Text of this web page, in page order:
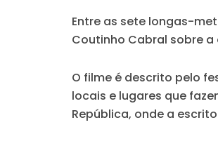
Entre as sete longas-
Coutinho Cabral sobre
O filme é descrito pelo
locais e lugares que
República, onde a